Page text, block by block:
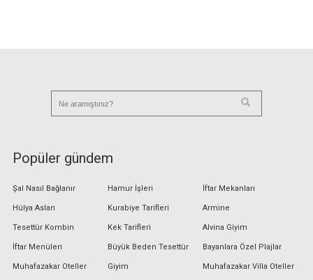
Popüler gündem
Şal Nasıl Bağlanır
Hülya Aslan
Tesettür Kombin
İftar Menüleri
Muhafazakar Oteller
Hamur İşleri
Kurabiye Tarifleri
Kek Tarifleri
Büyük Beden Tesettür
Giyim
İftar Mekanları
Armine
Alvina Giyim
Bayanlara Özel Plajlar
Muhafazakar Villa Oteller